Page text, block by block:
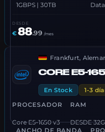
1GBPS | 30TB
DESDE
€88.99 /mes
Frankfurt,
CORE E5-
En Stock
1-3
PROCESADOR
Core E5-1650 v3
RAM
DESDE
ANCHO DE BANDA